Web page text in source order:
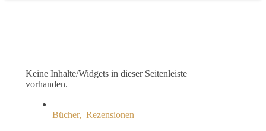
Keine Inhalte/Widgets in dieser Seitenleiste
vorhanden.
Bücher, Rezensionen